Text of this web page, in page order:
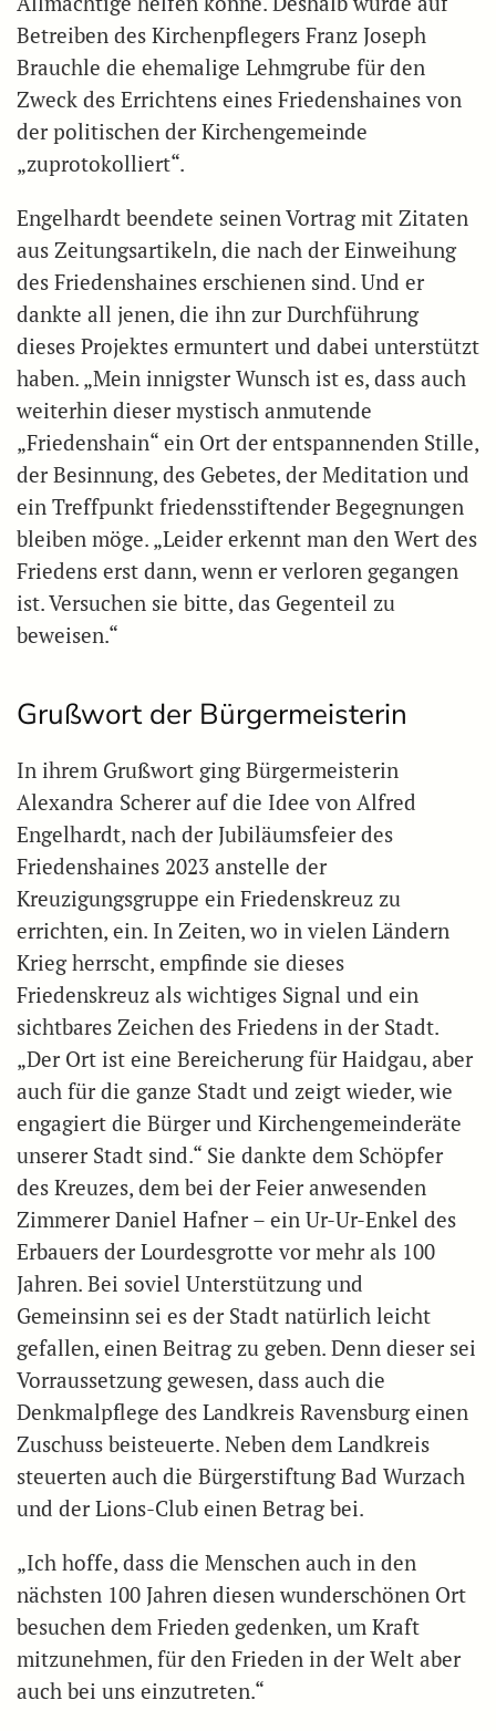
Betreiben des Kirchenpflegers Franz Joseph
Brauchle die ehemalige Lehmgrube für den
Zweck des Errichtens eines Friedenshaines von
der politischen der Kirchengemeinde
„zuprotokolliert“.
Engelhardt beendete seinen Vortrag mit Zitaten
aus Zeitungsartikeln, die nach der Einweihung
des Friedenshaines erschienen sind. Und er
dankte all jenen, die ihn zur Durchführung
dieses Projektes ermuntert und dabei unterstützt
haben. „Mein innigster Wunsch ist es, dass auch
weiterhin dieser mystisch anmutende
„Friedenshain“ ein Ort der entspannenden Stille,
der Besinnung, des Gebetes, der Meditation und
ein Treffpunkt friedensstiftender Begegnungen
bleiben möge. „Leider erkennt man den Wert des
Friedens erst dann, wenn er verloren gegangen
ist. Versuchen sie bitte, das Gegenteil zu
beweisen.“
Grußwort der Bürgermeisterin
In ihrem Grußwort ging Bürgermeisterin
Alexandra Scherer auf die Idee von Alfred
Engelhardt, nach der Jubiläumsfeier des
Friedenshaines 2023 anstelle der
Kreuzigungsgruppe ein Friedenskreuz zu
errichten, ein. In Zeiten, wo in vielen Ländern
Krieg herrscht, empfinde sie dieses
Friedenskreuz als wichtiges Signal und ein
sichtbares Zeichen des Friedens in der Stadt.
„Der Ort ist eine Bereicherung für Haidgau, aber
auch für die ganze Stadt und zeigt wieder, wie
engagiert die Bürger und Kirchengemeinderäte
unserer Stadt sind.“ Sie dankte dem Schöpfer
des Kreuzes, dem bei der Feier anwesenden
Zimmerer Daniel Hafner – ein Ur-Ur-Enkel des
Erbauers der Lourdesgrotte vor mehr als 100
Jahren. Bei soviel Unterstützung und
Gemeinsinn sei es der Stadt natürlich leicht
gefallen, einen Beitrag zu geben. Denn dieser sei
Vorraussetzung gewesen, dass auch die
Denkmalpflege des Landkreis Ravensburg einen
Zuschuss beisteuerte. Neben dem Landkreis
steuerten auch die Bürgerstiftung Bad Wurzach
und der Lions-Club einen Betrag bei.
„Ich hoffe, dass die Menschen auch in den
nächsten 100 Jahren diesen wunderschönen Ort
besuchen dem Frieden gedenken, um Kraft
mitzunehmen, für den Frieden in der Welt aber
auch bei uns einzutreten.“